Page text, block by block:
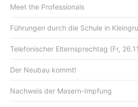
Meet the Professionals
Führungen durch die Schule in
Telefonischer Elternsprechtag (Fr,
Der Neubau kommt!
Nachweis der Masern-Impfung